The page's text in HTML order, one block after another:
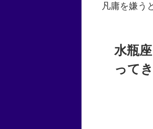
凡庸を嫌う
水瓶
って